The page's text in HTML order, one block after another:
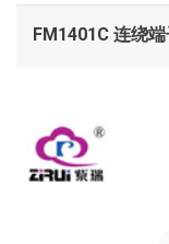
FM1401C 连绕